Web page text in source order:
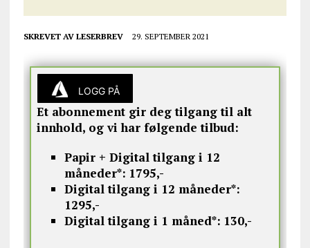
SKREVET AV LESERBREV 29. SEPTEMBER 2021
LOGG PÅ
Et abonnement gir deg tilgang til alt
innhold, og vi har følgende tilbud:
Papir + Digital tilgang i 12
måneder*: 1795,-
Digital tilgang i 12 måneder*:
1295,-
Digital tilgang i 1 måned*: 130,-